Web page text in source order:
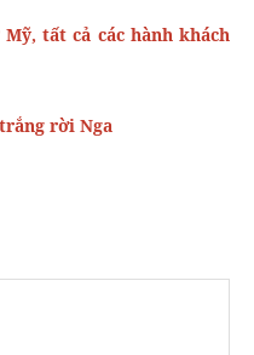
tất cả các hành khách
rời Nga